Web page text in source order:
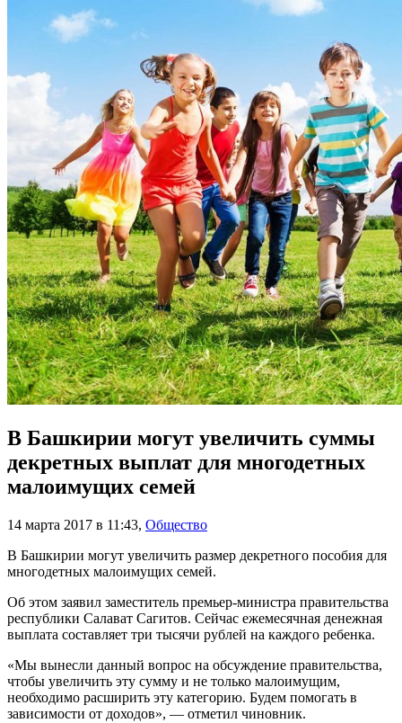
В Башкирии могут увеличить суммы
декретных выплат для многодетных
малоимущих семей
14 марта 2017 в 11:43, Общество
В Башкирии могут увеличить размер декретного пособия для
многодетных малоимущих семей.
Об этом заявил заместитель премьер-министра правительства
республики Салават Сагитов. Сейчас ежемесячная денежная
выплата составляет три тысячи рублей на каждого ребенка.
«Мы вынесли данный вопрос на обсуждение правительства,
чтобы увеличить эту сумму и не только малоимущим,
необходимо расширить эту категорию. Будем помогать в
зависимости от доходов», — отметил чиновник.